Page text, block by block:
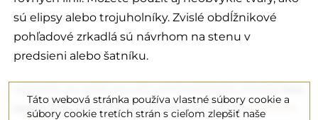
sú elipsy alebo trojuholníky. Zvislé obdĺžnikové
pohľadové zrkadlá sú návrhom na stenu v
predsieni alebo šatníku.
rámu alebo v závislosti od interiéru použiťzrkadlo
Táto webová stránka používa vlastné súbory cookie a
súbory cookie tretích strán s cieľom zlepšiť naše